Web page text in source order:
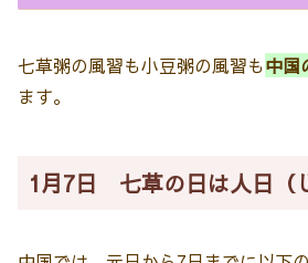
七草粥の風習も小豆粥の風習も中国
ます。
1月7日 七草の日は人日（